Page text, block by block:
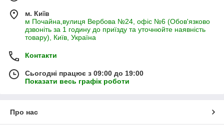
м. Київ
м Почайна,вулиця Вербова №24, офіс №6 (Обов'язково
дзвоніть за 1 годину до приїзду та уточнюйте наявність
товару), Київ, Україна
Контакти
Сьогодні працює з 09:00 до 19:00
Показати весь графік роботи
Про нас